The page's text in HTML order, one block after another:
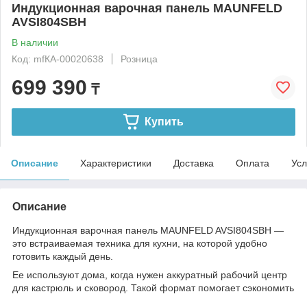
Индукционная варочная панель MAUNFELD
AVSI804SBH
В наличии
Код: mfКА-00020638
Розница
699 390 ₸
Купить
Описание Характеристики Доставка Оплата
Описание
Индукционная варочная панель MAUNFELD AVSI804SBH —
это встраиваемая техника для кухни, на которой удобно
готовить каждый день.
Ее используют дома, когда нужен аккуратный рабочий центр
для кастрюль и сковород. Такой формат помогает сэкономить